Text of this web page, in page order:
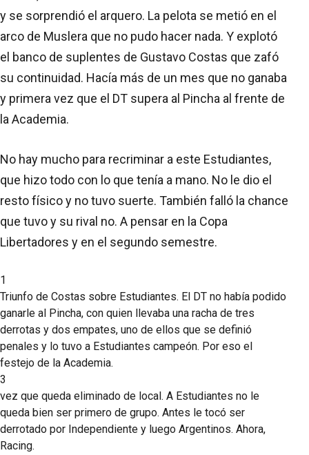
y se sorprendió el arquero. La pelota se metió en el
arco de Muslera que no pudo hacer nada. Y explotó
el banco de suplentes de Gustavo Costas que zafó
su continuidad. Hacía más de un mes que no ganaba
y primera vez que el DT supera al Pincha al frente de
la Academia.
No hay mucho para recriminar a este Estudiantes,
que hizo todo con lo que tenía a mano. No le dio el
resto físico y no tuvo suerte. También falló la chance
que tuvo y su rival no. A pensar en la Copa
Libertadores y en el segundo semestre.
1
Triunfo de Costas sobre Estudiantes. El DT no había podido
ganarle al Pincha, con quien llevaba una racha de tres
derrotas y dos empates, uno de ellos que se definió
penales y lo tuvo a Estudiantes campeón. Por eso el
festejo de la Academia.
3
vez que queda eliminado de local . A Estudiantes no le
queda bien ser primero de grupo. Antes le tocó ser
derrotado por Independiente y luego Argentinos. Ahora,
Racing.